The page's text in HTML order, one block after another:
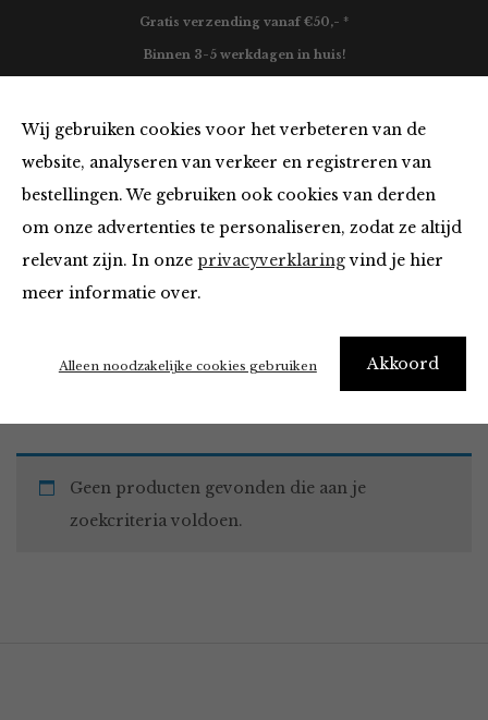
Wij gebruiken cookies voor het verbeteren van de
website, analyseren van verkeer en registreren van
bestellingen. We gebruiken ook cookies van derden
om onze advertenties te personaliseren, zodat ze altijd
relevant zijn. In onze privacyverklaringvind je hier
meer informatie over.
Akkoord
Alleen noodzakelijke cookies gebruiken
Gratis verzending vanaf €50,- *
Binnen 3-5 werkdagen in huis!
Must Haves
Home Winkel Accessoires Must Haves
Geen producten gevonden die aan je
zoekcriteria voldoen.